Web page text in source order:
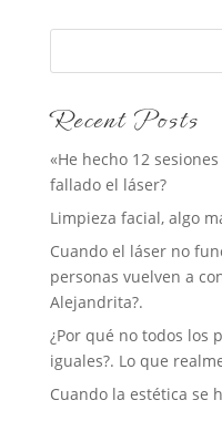
Recent Posts
«He hecho 12
fallado el láser?
Limpieza facial, algo
Cuando el láser no
personas vuelven a
Alejandrita?.
¿Por qué no todos los
iguales?. Lo que
Cuando la estética se